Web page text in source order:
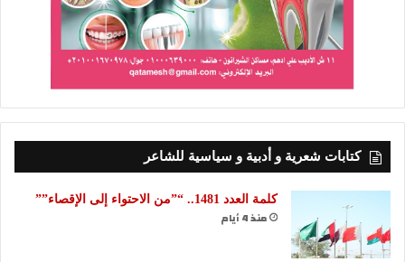
كتابات شعرية و أدبية و سياسية للشاعر
كلمة العدد 1481.. “”من الاحتواء إلى الإقصاء””
منذ 4 أيام